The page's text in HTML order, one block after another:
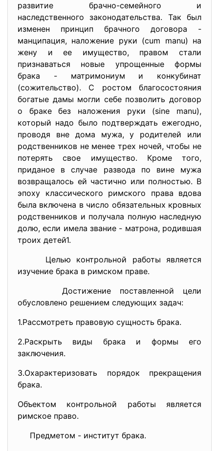
развитие брачно-семейного и
наследственного законодательства. Так был
изменен принцип брачного договора -
манципация, наложение руки (cum manu) на
жену и ее имущество, правом стали
признаваться новые упрощенные формы
брака - матримониум и конкубинат
(сожительство). С ростом благосостояния
богатые дамы могли себе позволить договор
о браке без наложения руки (sine manu),
который надо было подтверждать ежегодно,
проводя вне дома мужа, у родителей или
родственников не менее трех ночей, чтобы не
потерять свое имущество. Кроме того,
приданое в случае развода по вине мужа
возвращалось ей частично или полностью. В
эпоху классического римского права вдова
была включена в число обязательных кровных
родственников и получала полную наследную
долю, если имела звание - матрона, родившая
троих детей1.
Целью контрольной работы является
изучение брака в римском праве.
Достижение поставленной цели
обусловлено решением следующих задач:
1.Рассмотреть правовую сущность брака.
2.Раскрыть виды брака и формы его
заключения.
3.Охарактеризовать порядок прекращения
брака.
Объектом контрольной работы является
римское право.
Предметом - институт брака.